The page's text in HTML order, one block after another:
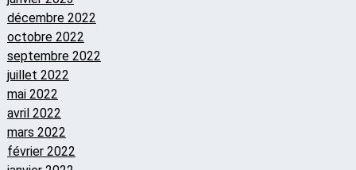
décembre 2022
octobre 2022
septembre 2022
juillet 2022
mai 2022
avril 2022
mars 2022
février 2022